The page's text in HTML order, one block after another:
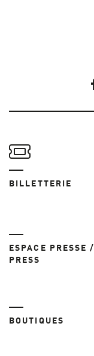
BILLETTERIE
ESPACE PRESSE /
PRESS
BOUTIQUES